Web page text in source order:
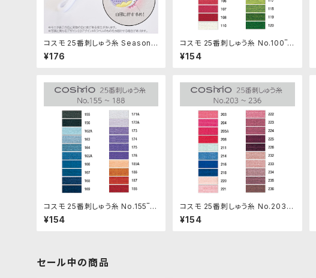
コスモ 25番刺しゅう糸 Seasons
No.8003「ほぼ白」多色グラデ
¥176
コスモ 25番刺しゅう糸 No.100‾1
20
¥154
コスモ 25番刺しゅう糸 No.155‾1
88
¥154
コスモ 25番刺しゅう糸 No.203‾2
36
¥154
セール中の商品